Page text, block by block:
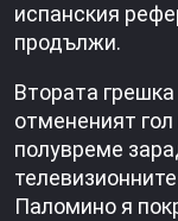
испанския
продължи.
Втората
отмененият
полувреме
Паломино я